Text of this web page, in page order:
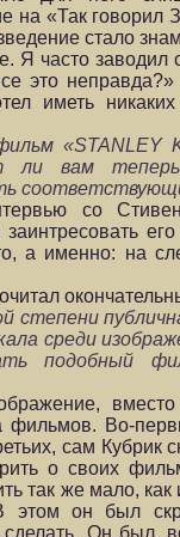
на «Так говорил
стало
Я часто
это
иметь
«STANLEY
ли вам
со
а именно: на
среди
подобный
вместо
фильмов. Во-
сам Кубрик
о своих
так же мало,
этом он был
Он был,